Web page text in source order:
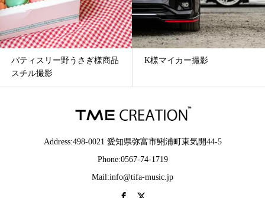
パティスリー野うさぎ様商品
スチル撮影
K様マイカー撮影
Address:498-0021 愛知県弥富市鯏浦町東気開44-5
Phone:0567-74-1719
Mail:info@tifa-music.jp